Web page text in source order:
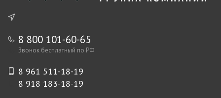
8 800 101-60-65
Звонок бесплатный по РФ
8 961 511-18-19
8 918 183-18-19